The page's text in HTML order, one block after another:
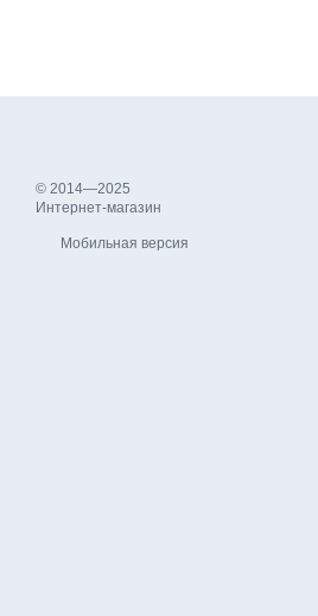
© 2014—2025
Интернет-магазин
Мобильная версия